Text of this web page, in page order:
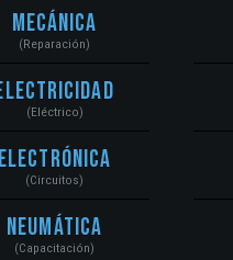
Mecánica
(Reparación)
(Eléctrico)
Electrónica
(Circuitos)
Neumática
(Capacitación)